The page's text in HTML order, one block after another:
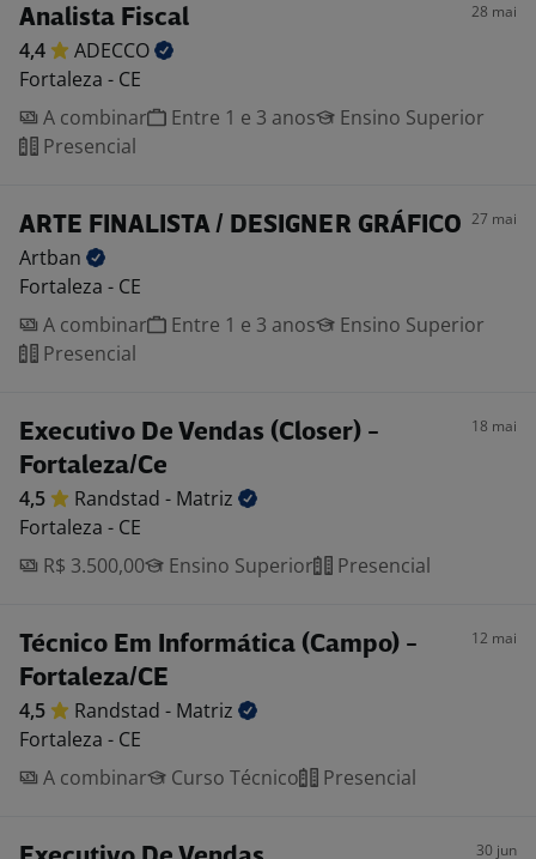
Analista Fiscal 28 mai
4,4
ADECCO
Fortaleza - CE
A combinar
Entre 1 e 3 anos
Ensino Superior
Presencial
ARTE FINALISTA / DESIGNER GRÁFICO 27 mai
Artban
Fortaleza - CE
A combinar
Entre 1 e 3 anos
Ensino Superior
Presencial
Executivo De Vendas (Closer) -
Fortaleza/Ce
18 mai
4,5 Randstad - Matriz
Fortaleza - CE
R$ 3.500,00
Ensino Superior Presencial
Técnico Em Informática (Campo) -
Fortaleza/CE
12 mai
4,5 Randstad - Matriz
Fortaleza - CE
A combinar
Curso Técnico Presencial
30 jun